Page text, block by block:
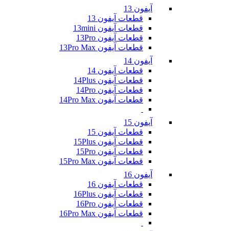
آیفون 13
قطعات آیفون 13
قطعات آیفون 13mini
قطعات آیفون 13Pro
قطعات آیفون 13Pro Max
آیفون 14
قطعات آیفون 14
قطعات آیفون 14Plus
قطعات آیفون 14Pro
قطعات آیفون 14Pro Max
آیفون 15
قطعات آیفون 15
قطعات آیفون 15Plus
قطعات آیفون 15Pro
قطعات آیفون 15Pro Max
آیفون 16
قطعات آیفون 16
قطعات آیفون 16Plus
قطعات آیفون 16Pro
قطعات آیفون 16Pro Max